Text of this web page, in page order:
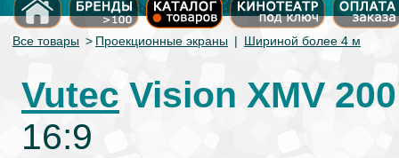
Все товары > Проекционные экраны | Шириной более 4 м
Vutec Vision XMV
16:9